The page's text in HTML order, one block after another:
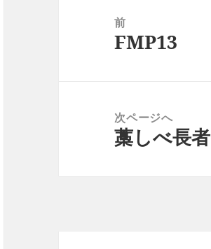
前
前
FMP13
次ページへ
次
藁しべ長者